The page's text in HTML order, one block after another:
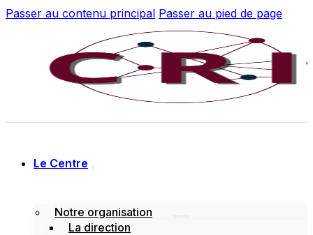
Passer au contenu principal Passer au pied de page
Le Centre
Notre organisation
La direction